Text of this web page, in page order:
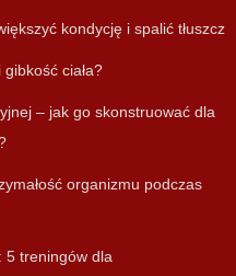
kondycję i spalić tłuszcz
ciała?
– jak go skonstruować dla
organizmu podczas
5 treningów dla